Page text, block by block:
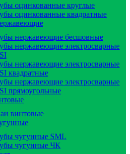
оцинкованные круглые
оцинкованные квадратные
нержавеющие бесшовные
нержавеющие электросварные
нержавеющие электросварные
квадратные
нержавеющие электросварные
прямоугольные
винтовые
чугунные SML
чугунные ЧК